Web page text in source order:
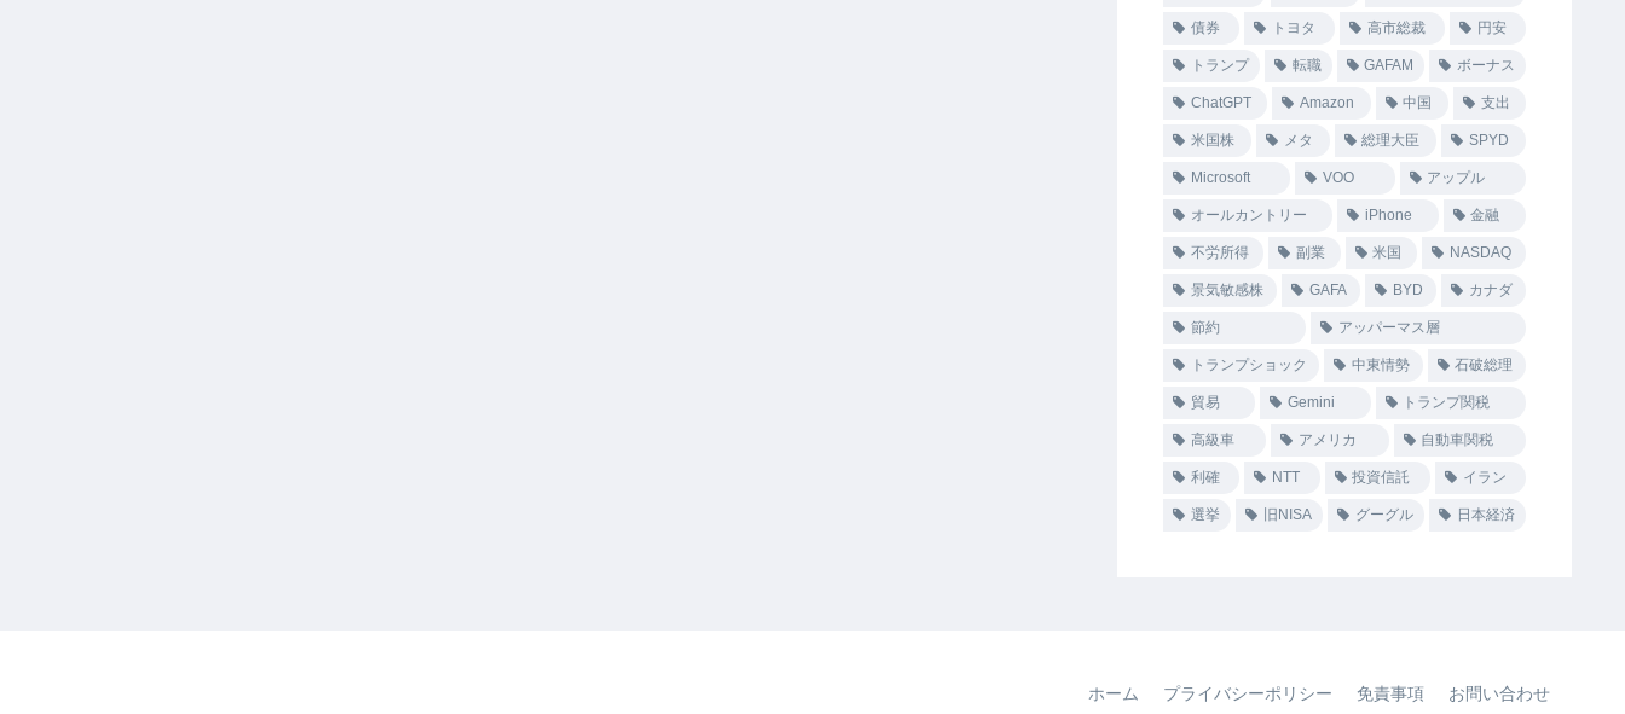
債券 トヨタ 高市総裁 円安
トランプ 転職 GAFAM ボーナス
ChatGPT Amazon 中国 支出
米国株 メタ 総理大臣 SPYD
Microsoft VOO アップル
オールカントリー iPhone 金融
不労所得 副業 米国 NASDAQ
景気敏感株 GAFA BYD カナダ
節約 アッパーマス層
トランプショック 中東情勢 石破総理
貿易 Gemini トランプ関税
高級車 アメリカ 自動車関税
利確 NTT 投資信託 イラン
選挙 旧NISA グーグル 日本経済
ホーム プライバシーポリシー 免責事項 お問い合わせ